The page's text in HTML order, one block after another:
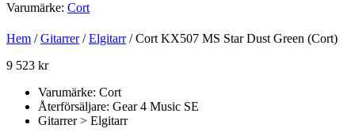
Varumärke: Cort
Hem /Gitarrer/Elgitarr/ Cort KX507 MS Star Dust Green (Cort)
9 523 kr
Varumärke: Cort
Återförsäljare: Gear 4 Music SE
Gitarrer > Elgitarr